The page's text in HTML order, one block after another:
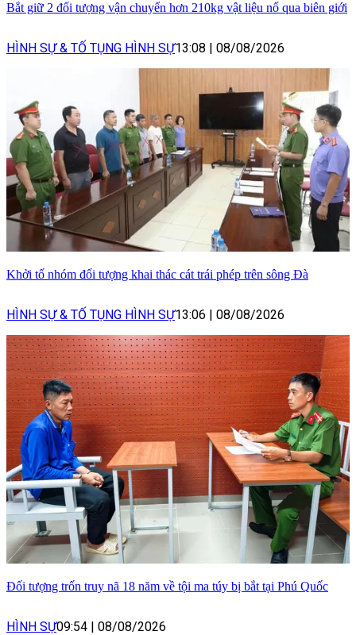
Bắt giữ 2 đối tượng vận chuyển hơn 210kg vật liệu nổ qua biên giới
HÌNH SỰ & TỐ TỤNG HÌNH SỰ13:08 | 08/08/2026
Khởi tố nhóm đối tượng khai thác cát trái phép trên sông Đà
HÌNH SỰ & TỐ TỤNG HÌNH SỰ13:06 | 08/08/2026
Đối tượng trốn truy nã 18 năm về tội ma túy bị bắt tại Phú Quốc
HÌNH SỰ09:54 | 08/08/2026